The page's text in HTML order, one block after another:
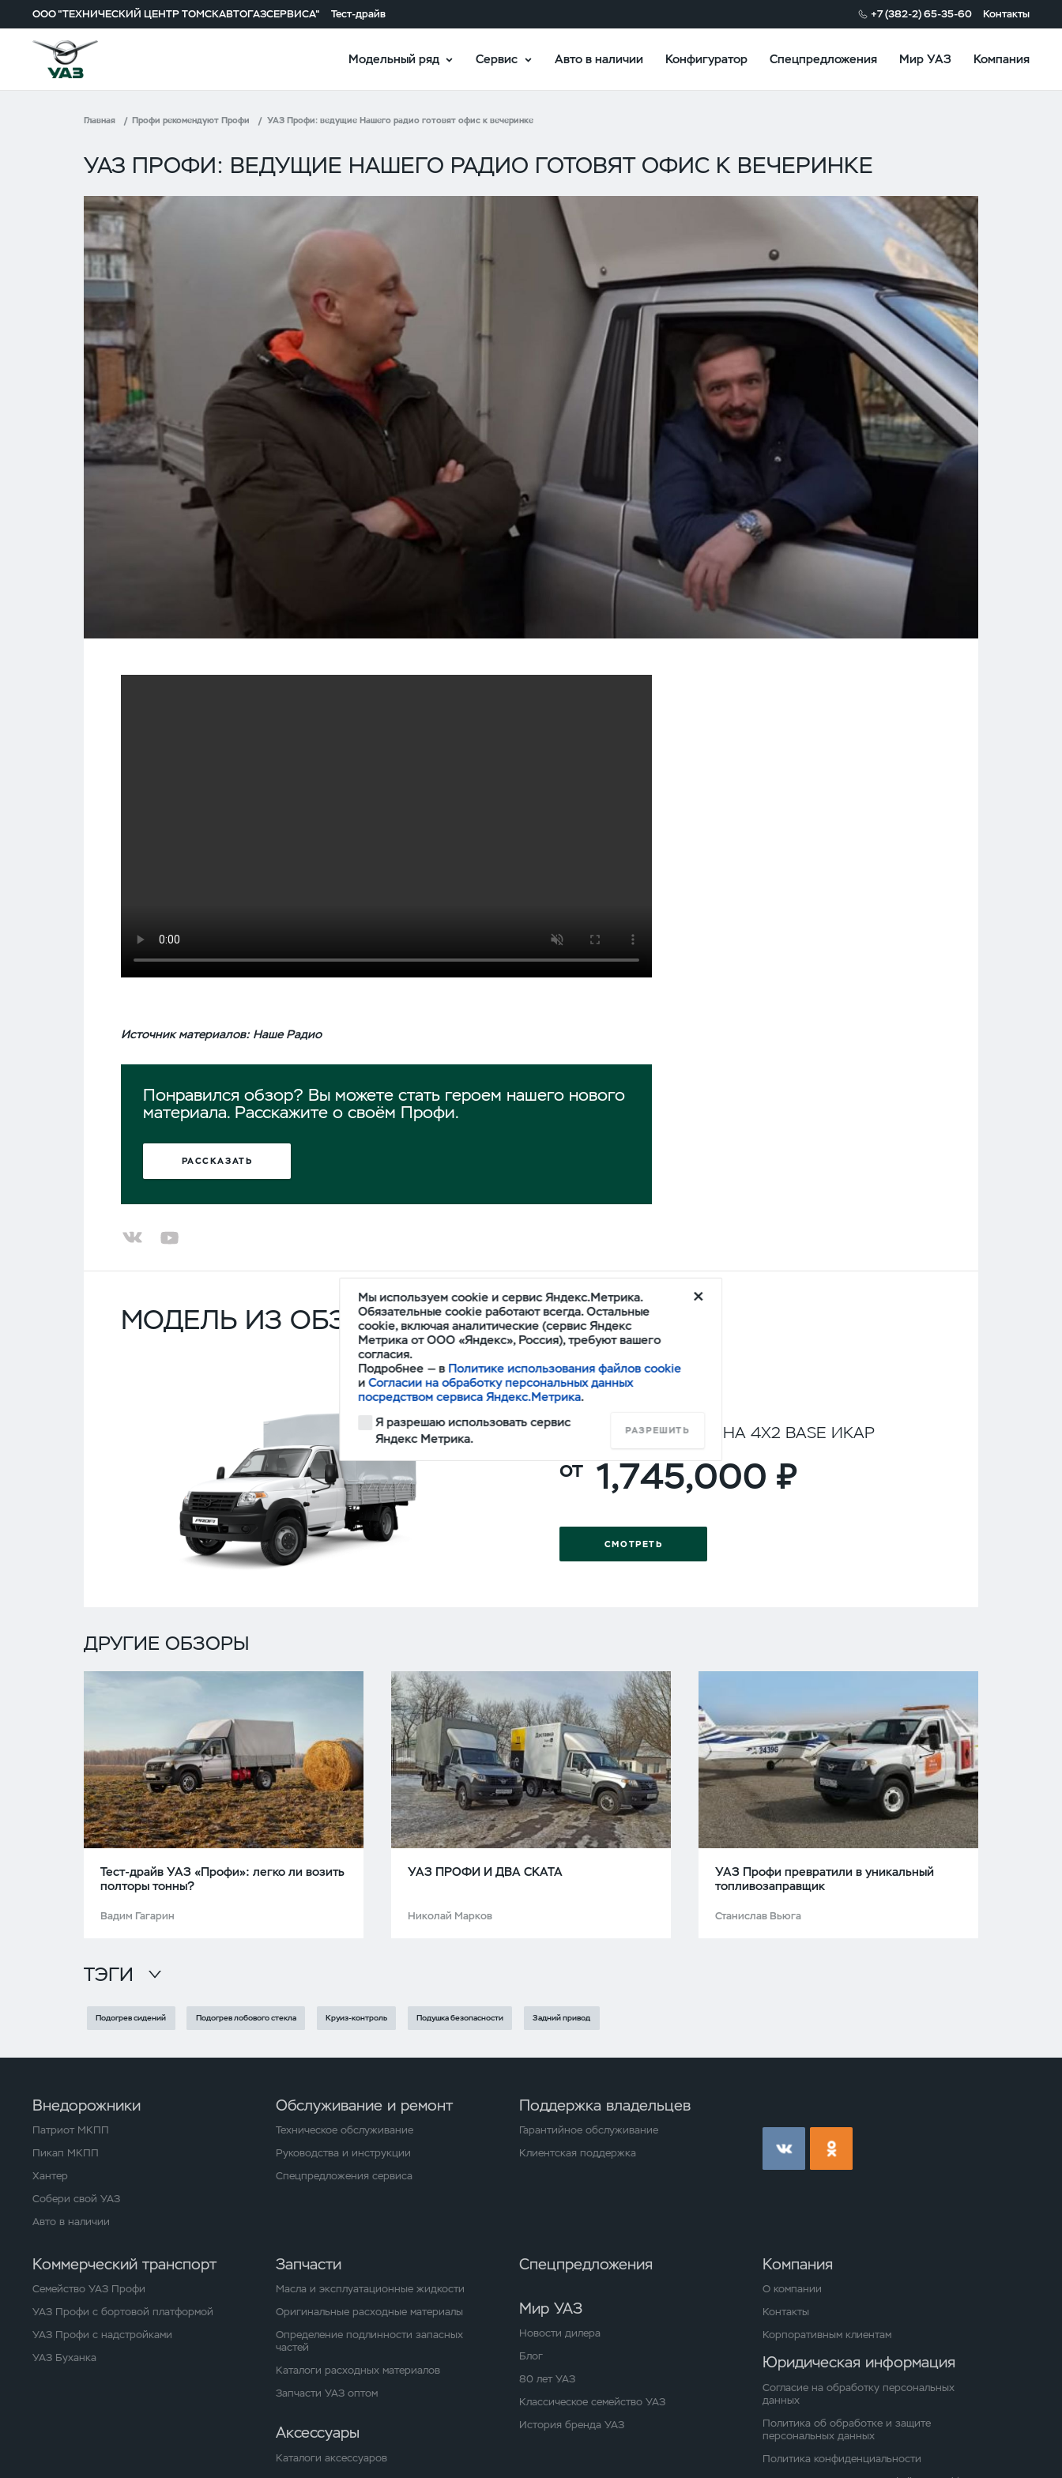
ООО "ТЕХНИЧЕСКИЙ ЦЕНТР ТОМСКАВТОГАЗСЕРВИСА" Тест-драйв +7 (382-2) 65-35-60 Контакты
Модельный ряд Сервис Авто в наличии Конфигуратор Спецпредложения Мир УАЗ Компания
Главная Профи рекомендуют Профи УАЗ Профи: ведущие Нашего радио готовят офис к вечеринке
УАЗ ПРОФИ: ВЕДУЩИЕ НАШЕГО РАДИО ГОТОВЯТ ОФИС К ВЕЧЕРИНКЕ
Источник материалов: Наше Радио
Понравился обзор? Вы можете стать героем нашего нового
материала. Расскажите о своём Профи.
РАССКАЗАТЬ
МОДЕЛЬ ИЗ ОБЗОРА
ПРОФИ
ОДНОРЯДНАЯ КАБИНА 4Х2 BASE ИКАР
1,745,000
СМОТРЕТЬ
ДРУГИЕ ОБЗОРЫ
Тест-драйв УАЗ «Профи»: легко ли возить
полторы тонны?
Вадим Гагарин
УАЗ ПРОФИ И ДВА СКАТА
Николай Марков
УАЗ Профи превратили в уникальный
топливозаправщик
Станислав Вьюга
ТЭГИ
Подогрев сидений Подогрев лобового стекла Круиз-контроль Подушка безопасности Задний привод
Внедорожники
Патриот МКПП
Пикап МКПП
Хантер
Собери свой УАЗ
Авто в наличии
Обслуживание и ремонт
Техническое обслуживание
Руководства и инструкции
Спецпредложения сервиса
Поддержка владельцев
Гарантийное обслуживание
Клиентская поддержка
Коммерческий транспорт
Семейство УАЗ Профи
УАЗ Профи с бортовой платформой
УАЗ Профи с надстройками
УАЗ Буханка
Запчасти
Масла и эксплуатационные жидкости
Оригинальные расходные материалы
Определение подлинности запасных
частей
Каталоги расходных материалов
Запчасти УАЗ оптом
Аксессуары
Каталоги аксессуаров
Спецпредложения
Мир УАЗ
Новости дилера
Блог
80 лет УАЗ
Классическое семейство УАЗ
История бренда УАЗ
Компания
О компании
Контакты
Корпоративным клиентам
Юридическая информация
Согласие на обработку персональных
данных
Политика об обработке и защите
персональных данных
Политика конфиденциальности
Мы используем cookie и сервис Яндекс.Метрика.
Обязательные cookie работают всегда. Остальные
cookie, включая аналитические (сервис Яндекс
Метрика от ООО «Яндекс», Россия), требуют вашего
согласия.
Подробнее — в Политике использования файлов cookie
иСогласии на обработку персональных данных
посредством сервиса Яндекс.Метрика.
Я разрешаю использовать сервис
Яндекс Метрика.
РАЗРЕШИТЬ